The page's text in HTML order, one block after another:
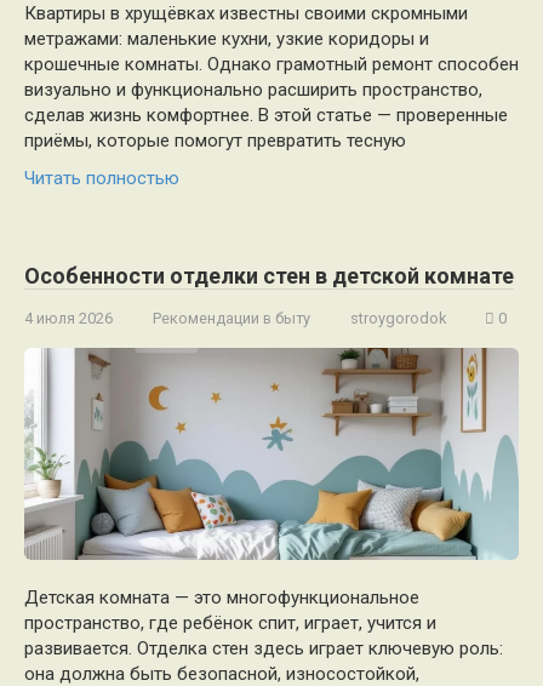
Квартиры в хрущёвках известны своими скромными
метражами: маленькие кухни, узкие коридоры и
крошечные комнаты. Однако грамотный ремонт способен
визуально и функционально расширить пространство,
сделав жизнь комфортнее. В этой статье — проверенные
приёмы, которые помогут превратить тесную
Читать полностью
Особенности отделки стен в детской комнате
4 июля 2026 Рекомендации в быту stroygorodok 0
Детская комната — это многофункциональное
пространство, где ребёнок спит, играет, учится и
развивается. Отделка стен здесь играет ключевую роль:
она должна быть безопасной, износостойкой,